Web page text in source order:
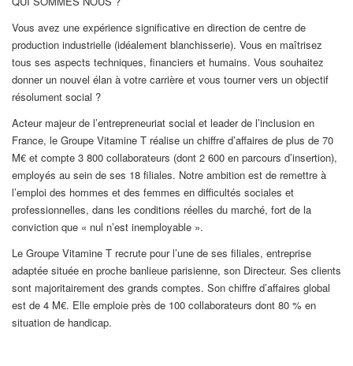
Vous avez une expérience significative en direction de centre de
production industrielle (idéalement blanchisserie). Vous en maîtrisez
tous ses aspects techniques, financiers et humains. Vous souhaitez
donner un nouvel élan à votre carrière et vous tourner vers un objectif
résolument social ?
Acteur majeur de l’entrepreneuriat social et leader de l’inclusion en
France, le Groupe Vitamine T réalise un chiffre d’affaires de plus de 70
M€ et compte 3 800 collaborateurs (dont 2 600 en parcours d’insertion),
employés au sein de ses 18 filiales. Notre ambition est de remettre à
l’emploi des hommes et des femmes en difficultés sociales et
professionnelles, dans les conditions réelles du marché, fort de la
conviction que « nul n’est inemployable ».
Le Groupe Vitamine T recrute pour l’une de ses filiales, entreprise
adaptée située en proche banlieue parisienne, son Directeur. Ses clients
sont majoritairement des grands comptes. Son chiffre d’affaires global
est de 4 M€. Elle emploie près de 100 collaborateurs dont 80 % en
situation de handicap.